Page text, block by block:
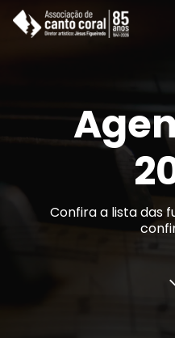
Coros e Grupos
Confira a lista das